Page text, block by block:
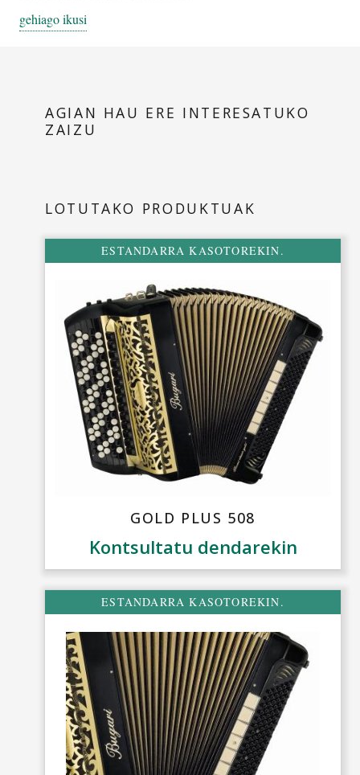
Ahotsak: 3
Erregistroak: 7
Kasotoa: 2
Ezkerreko ezaugarriak:
Erregistroak: 5
Neurriak:47x19x40,5 zm.
Pisua:11 kgr.
gehiago ikusi
AGIAN HAU ERE INTERESATUKO
ZAIZU
LOTUTAKO PRODUKTUAK
ESTANDARRA KASOTOREKIN.
GOLD PLUS 508
Kontsultatu dendarekin
ESTANDARRA KASOTOREKIN.